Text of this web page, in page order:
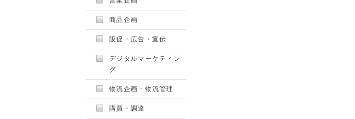
商品企画
販促・広告・宣伝
デジタルマーケティン
グ
物流企画・物流管理
購買・調達